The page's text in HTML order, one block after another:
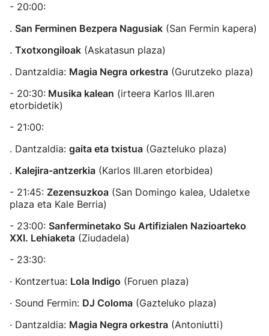
- 20:00:
. San Ferminen Bezpera Nagusiak (San Fermin kapera)
. Txotxongiloak (Askatasun plaza)
. Dantzaldia: Magia Negra orkestra (Gurutzeko plaza)
- 20:30: Musika kalean (irteera Karlos III.aren
etorbidetik)
- 21:00:
. Dantzaldia: gaita eta txistua (Gazteluko plaza)
. Kalejira-antzerkia (Karlos III.aren etorbidea)
- 21:45: Zezensuzkoa (San Domingo kalea, Udaletxe
plaza eta Kale Berria)
- 23:00: Sanferminetako Su Artifizialen Nazioarteko
XXI. Lehiaketa (Ziudadela)
- 23:30:
· Kontzertua: Lola Indigo (Foruen plaza)
· Sound Fermin: DJ Coloma (Gazteluko plaza)
· Dantzaldia: Magia Negra orkestra (Antoniutti)